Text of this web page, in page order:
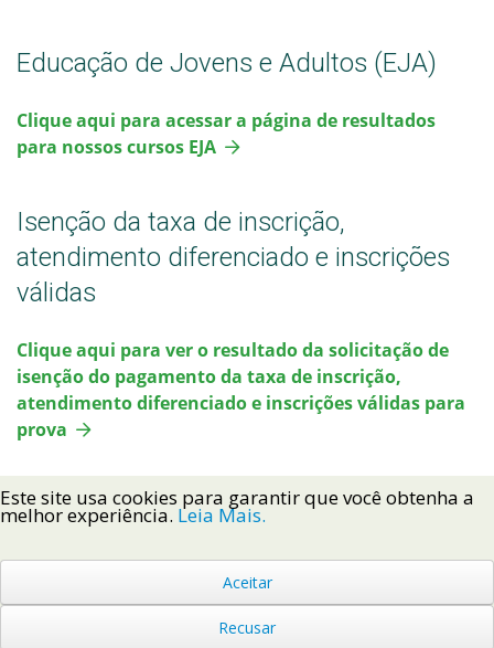
Educação de Jovens e Adultos (EJA)
Clique aqui para acessar a página de resultados
para nossos cursos EJA
Isenção da taxa de inscrição,
atendimento diferenciado e inscrições
válidas
Clique aqui para ver o resultado da solicitação de
isenção do pagamento da taxa de inscrição,
atendimento diferenciado e inscrições válidas para
prova
Voltar ao Topo
Este site usa cookies para garantir que você obtenha a
melhor experiência. Leia Mais.
Aceitar
Recusar